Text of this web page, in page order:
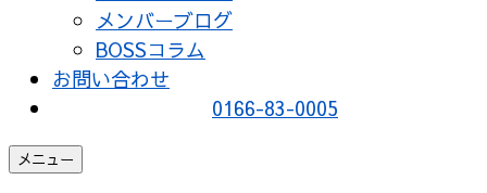
メンバーブログ
BOSSコラム
お問い合わせ
0166-83-0005
メニュー